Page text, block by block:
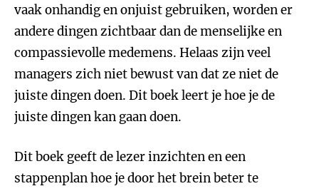
vaak onhandig en onjuist gebruiken, worden er
andere dingen zichtbaar dan de menselijke en
compassievolle medemens. Helaas zijn veel
managers zich niet bewust van dat ze niet de
juiste dingen doen. Dit boek leert je hoe je de
juiste dingen kan gaan doen.
Dit boek geeft de lezer inzichten en een
stappenplan hoe je door het brein beter te